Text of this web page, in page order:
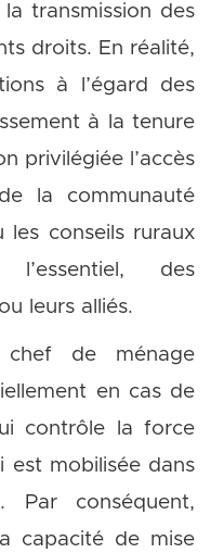
transmission des
droits. En réalité,
à l’égard des
à la tenure
privilégiée l’accès
la communauté
conseils ruraux
des
leurs alliés.
de ménage
en cas de
contrôle la force
est mobilisée dans
Par conséquent,
capacité de mise